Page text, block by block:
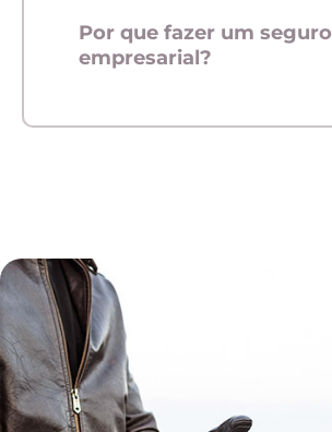
Por que fazer um seguro
empresarial?